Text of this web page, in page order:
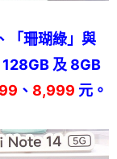
「珊瑚綠」與
128GB 及 8GB
、 8,999 元。